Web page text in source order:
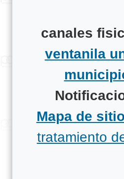
canales
ventanila
Mapa de sitio
tratamiento